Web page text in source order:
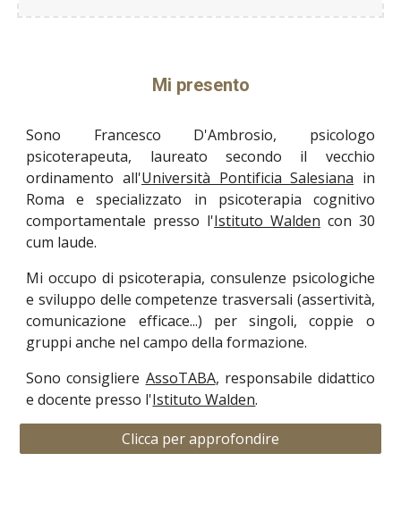
Mi presento
Sono Francesco D'Ambrosio, psicologo
psicoterapeuta, laureato secondo il vecchio
ordinamento all'Università Pontificia Salesiana in
Roma e specializzato in psicoterapia cognitivo
comportamentale presso l'Istituto Walden con 30
cum laude.
Mi occupo di psicoterapia, consulenze psicologiche
e sviluppo delle competenze trasversali (assertività,
comunicazione efficace...) per singoli, coppie o
gruppi anche nel campo della formazione.
Sono consigliere AssoTABA, responsabile didattico
e docente presso l'Istituto Walden.
Clicca per approfondire